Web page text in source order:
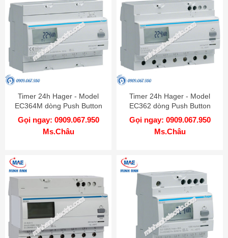
Timer 24h Hager - Model
EC364M dòng Push Button
Gọi ngay: 0909.067.950
Ms.Châu
Timer 24h Hager - Model
EC362 dòng Push Button
Gọi ngay: 0909.067.950
Ms.Châu